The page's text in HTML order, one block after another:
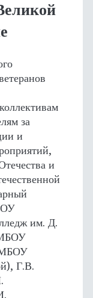
за
и
и
им. Д.
Г.В.